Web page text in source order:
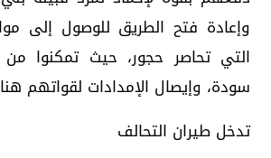
وإعادة فتح الطريق للوصول إلى
التي تحاصر حجور، حيث تمكنوا
سودة، وإيصال الإمدادات لقواتهم
تدخل طيران التحالف